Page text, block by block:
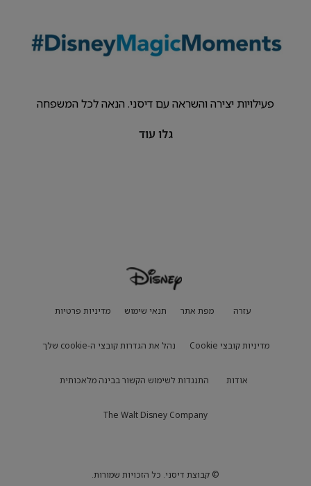
פעילויות יצירה והשראה עם דיסני. הנאה לכל המשפחה
גלו עוד
עזרה מפת אתר תנאי שימוש מדיניות פרטיות
מדיניות קובצי Cookie נהל את הגדרות קובצי ה-cookie שלך
אודות התנגדות לשימוש הקשור בבינה מלאכותית
The Walt Disney Company
© קבוצת דיסני. כל הזכויות שמורות.